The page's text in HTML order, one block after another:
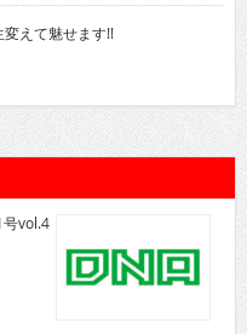
えて魅せます!!
号vol.4